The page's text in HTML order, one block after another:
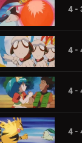
4 -
4 -
4 -
4 -